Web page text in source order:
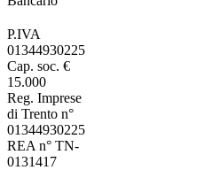
P.IVA
01344930225
Cap. soc. €
15.000
Reg. Imprese
di Trento n°
01344930225
REA n° TN-
0131417